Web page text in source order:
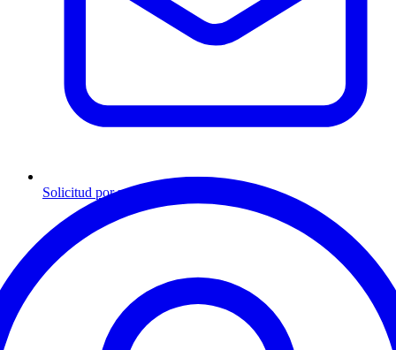
Solicitud por mensaje